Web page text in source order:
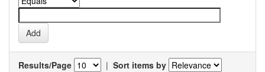
Results/Page | Sort items by